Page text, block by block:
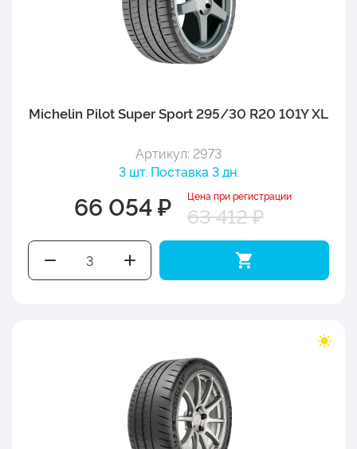
Michelin Pilot Super Sport 295/30 R20 101Y XL
Артикул: 2973
3 шт. Поставка 3 дн.
66 054 ₽ Цена при регистрации
63 412 ₽